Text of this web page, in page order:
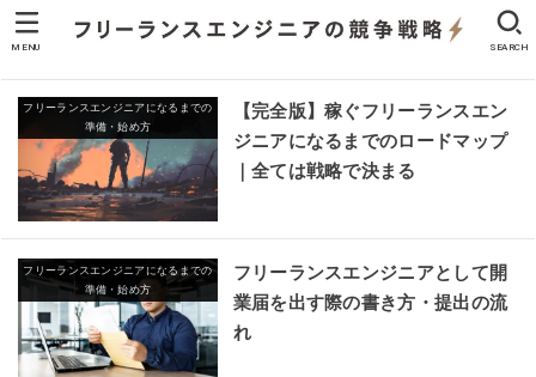
SEARCH
MENU
フリーランスエンジニアになるまでの
準備・始め方
【完全版】稼ぐフリーランスエン
ジニアになるまでのロードマップ
｜全ては戦略で決まる
フリーランスエンジニアになるまでの
準備・始め方
フリーランスエンジニアとして開
業届を出す際の書き方・提出の流
れ